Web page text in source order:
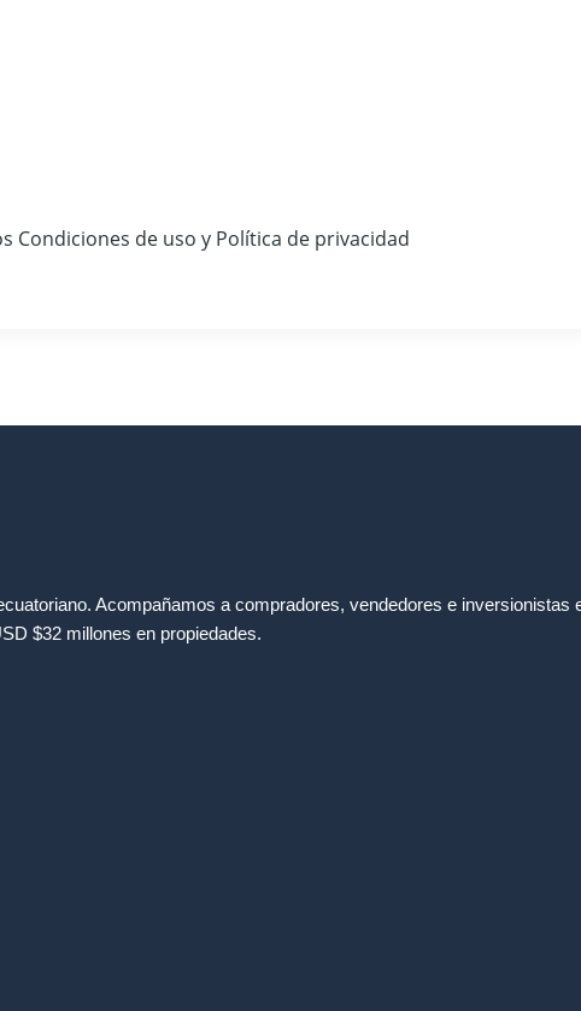
Condiciones de uso y Política de privacidad
Acompañamos a compradores, vendedores e inversionistas
$32 millones en propiedades.